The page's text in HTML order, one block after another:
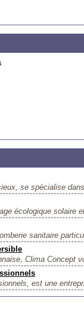
se spécialise
écologique solaire
sanitaire
Clima Concept
est une